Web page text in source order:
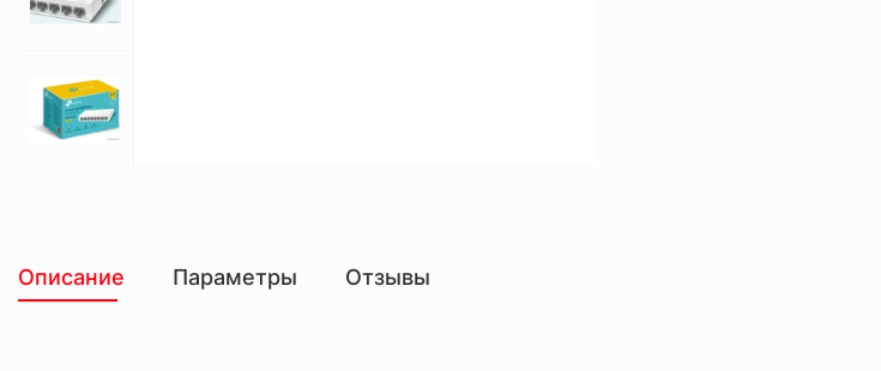
Описание Параметры Отзывы